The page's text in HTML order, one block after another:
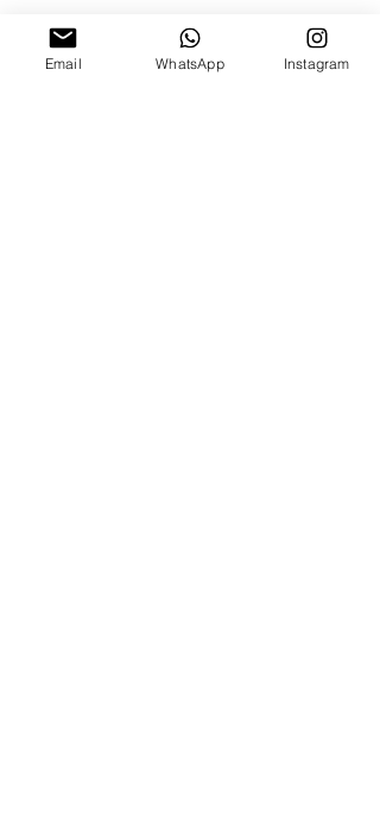
Email WhatsApp Instagram